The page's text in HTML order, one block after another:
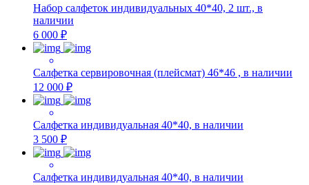
Набор салфеток индивидуальных 40*40, 2 шт., в
наличии
6 000 ₽
Салфетка сервировочная (плейсмат) 46*46 , в наличии
12 000 ₽
Салфетка индивидуальная 40*40, в наличии
3 500 ₽
Салфетка индивидуальная 40*40, в наличии